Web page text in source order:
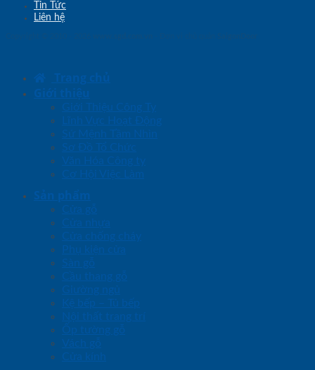
Tin Tức
Liên hệ
Trang chủ
Giới thiệu
Giới Thiệu Công Ty
Lĩnh Vực Hoạt Động
Sứ Mệnh Tầm Nhìn
Sơ Đồ Tổ Chức
Văn Hóa Công ty
Cơ Hội Việc Làm
Sản phẩm
Cửa gỗ
Cửa nhựa
Cửa chống cháy
Phụ kiện cửa
Sàn gỗ
Cầu thang gỗ
Giường ngủ
Kệ bếp – Tủ bếp
Nội thất trang trí
Ốp tường gỗ
Vách gỗ
Cửa kính